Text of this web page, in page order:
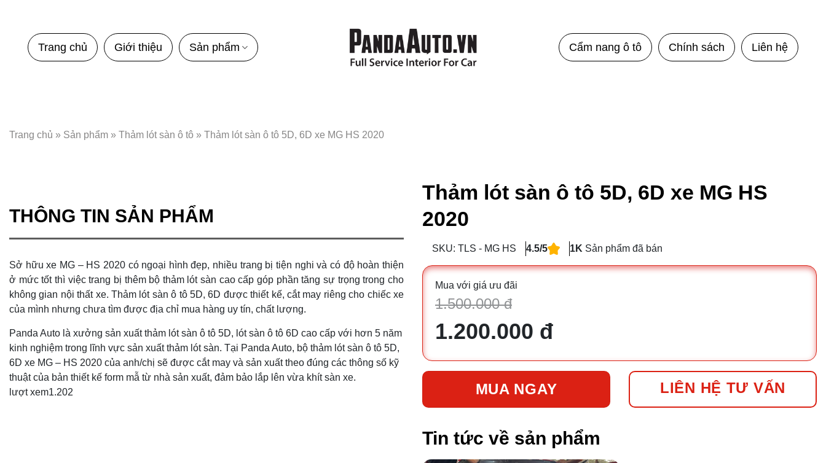
Trang chủ Giới thiệu Sản phẩm Cẩm nang ô tô Chính sách Liên hệ
Trang chủ » Sản phẩm » Thảm lót sàn ô tô » Thảm lót sàn ô tô 5D, 6D xe MG HS 2020
THÔNG TIN SẢN PHẨM
Sở hữu xe MG – HS 2020 có ngoại hình đẹp, nhiều trang bị tiện nghi và có độ hoàn thiện
ở mức tốt thì việc trang bị thêm bộ thảm lót sàn cao cấp góp phần tăng sự trọng trong cho
không gian nội thất xe. Thảm lót sàn ô tô 5D, 6D được thiết kế, cắt may riêng cho chiếc xe
của mình nhưng chưa tìm được địa chỉ mua hàng uy tín, chất lượng.
Panda Auto là xưởng sản xuất thảm lót sàn ô tô 5D, lót sàn ô tô 6D cao cấp với hơn 5 năm
kinh nghiệm trong lĩnh vực sản xuất thảm lót sàn. Tại Panda Auto, bộ thảm lót sàn ô tô 5D,
6D xe MG – HS 2020 của anh/chị sẽ được cắt may và sản xuất theo đúng các thông số kỹ
thuật của bản thiết kế form mẫ từ nhà sản xuất, đảm bảo lắp lên vừa khít sàn xe.
lượt xem1.202
Thảm lót sàn ô tô 5D, 6D xe MG HS
2020
SKU: TLS - MG HS 4.5/5 1K Sản phẩm đã bán
Mua với giá ưu đãi
1.500.000 đ
1.200.000 đ
MUA NGAY LIÊN HỆ TƯ VẤN
Tin tức về sản phẩm